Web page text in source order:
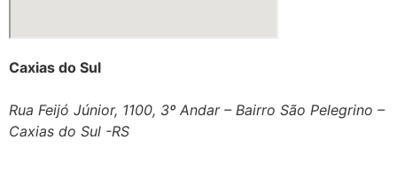
Caxias do Sul
Rua Feijó Júnior, 1100, 3º Andar – Bairro São Pelegrino –
Caxias do Sul -RS